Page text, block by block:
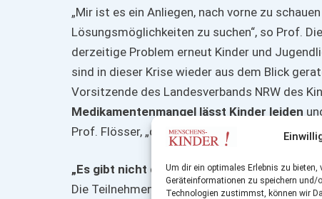
Um dir ein optimales Erlebnis zu
Geräteinformationen zu speichern und/
Technologien zustimmst, können wir
„Mir ist es ein Anliegen, nach vorne zu
Lösungsmöglichkeiten zu suchen“, so Prof.
derzeitige Problem erneut Kinder und
sind in dieser Krise wieder aus dem Blick
Vorsitzende des Landesverbands NRW des
Medikamentenmangel lässt Kinder leiden
Prof. Flösser, „das ist ein sich wechselseitig
„Es gibt nicht die eine große Lösung“
Die Teilnehmenden der Diskussionsrunde